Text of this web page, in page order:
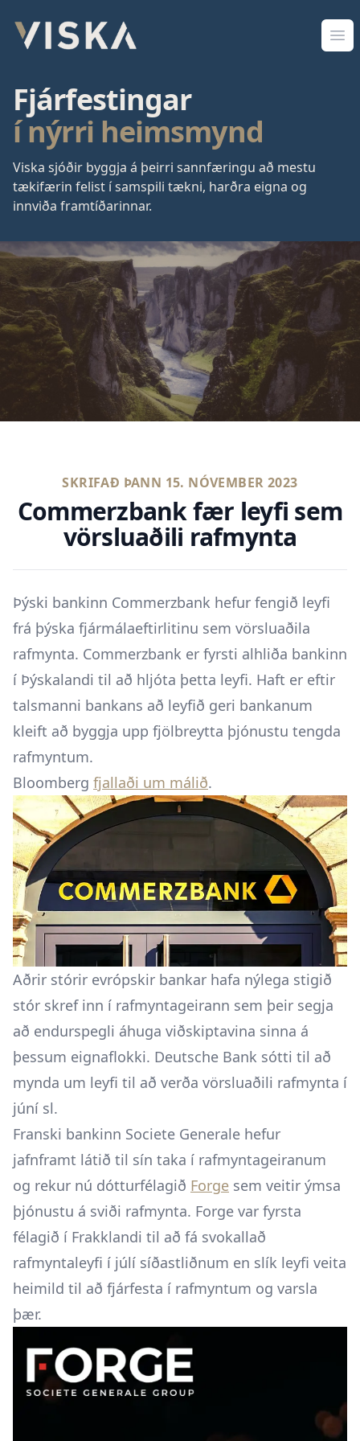
Viska Sjóðir
Fjárfestingar
í nýrri heimsmynd
Viska sjóðir byggja á þeirri sannfæringu að mestu
tækifærin felist í samspili tækni, harðra eigna og
innviða framtíðarinnar.
SKRIFAÐ ÞANN 15. NÓVEMBER 2023
Commerzbank fær leyfi sem
vörsluaðili rafmynta
Þýski bankinn Commerzbank hefur fengið leyfi
frá þýska fjármálaeftirlitinu sem vörsluaðila
rafmynta. Commerzbank er fyrsti alhliða bankinn
í Þýskalandi til að hljóta þetta leyfi. Haft er eftir
talsmanni bankans að leyfið geri bankanum
kleift að byggja upp fjölbreytta þjónustu tengda
rafmyntum.
Bloomberg fjallaði um málið.
Aðrir stórir evrópskir bankar hafa nýlega stigið
stór skref inn í rafmyntageirann sem þeir segja
að endurspegli áhuga viðskiptavina sinna á
þessum eignaflokki. Deutsche Bank sótti til að
mynda um leyfi til að verða vörsluaðili rafmynta í
júní sl.
Franski bankinn Societe Generale hefur
jafnframt látið til sín taka í rafmyntageiranum
og rekur nú dótturfélagið Forge sem veitir ýmsa
þjónustu á sviði rafmynta. Forge var fyrsta
félagið í Frakklandi til að fá svokallað
rafmyntaleyfi í júlí síðastliðnum en slík leyfi veita
heimild til að fjárfesta í rafmyntum og varsla
þær.